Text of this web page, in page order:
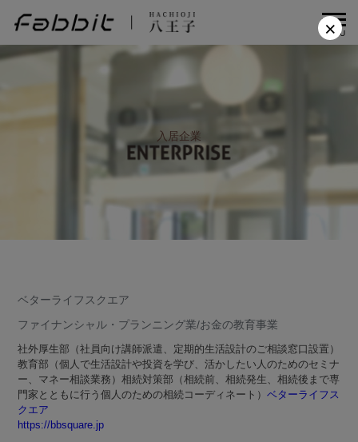
MENU
入居企業
ベターライフスクエア
ファイナンシャル・プランニング業/お金の教育事業
社外厚生部（社員向け講師派遣、定期的生活設計のご相談窓口設置）
教育部（個人で生活設計や投資を学び、活かしたい人のためのセミナ
ー、マネー相談業務）相続対策部（相続前、相続発生、相続後まで専
門家とともに行う個人のための相続コーディネート） ベターライフス
クエア
https://bbsquare.jp
×